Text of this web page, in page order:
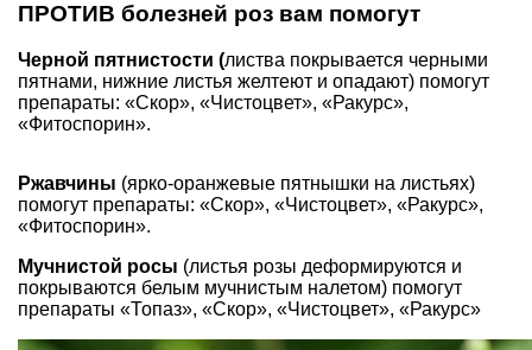
ПРОТИВ болезней роз вам помогут
Черной пятнистости (листва покрывается черными
пятнами, нижние листья желтеют и опадают) помогут
препараты: «Скор», «Чистоцвет», «Ракурс»,
«Фитоспорин».
Ржавчины (ярко-оранжевые пятнышки на листьях)
помогут препараты: «Скор», «Чистоцвет», «Ракурс»,
«Фитоспорин».
Мучнистой росы (листья розы деформируются и
покрываются белым мучнистым налетом) помогут
препараты «Топаз», «Скор», «Чистоцвет», «Ракурс»